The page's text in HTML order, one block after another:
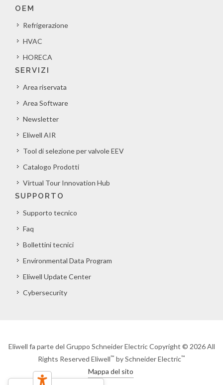
OEM
Refrigerazione
HVAC
HORECA
SERVIZI
Area riservata
Area Software
Newsletter
Eliwell AIR
Tool di selezione per valvole EEV
Catalogo Prodotti
Virtual Tour Innovation Hub
SUPPORTO
Supporto tecnico
Faq
Bollettini tecnici
Environmental Data Program
Eliwell Update Center
Cybersecurity
Eliwell fa parte del Gruppo Schneider Electric Copyright © 2026 All
Rights Reserved Eliwell™ by Schneider Electric™
Mappa del sito